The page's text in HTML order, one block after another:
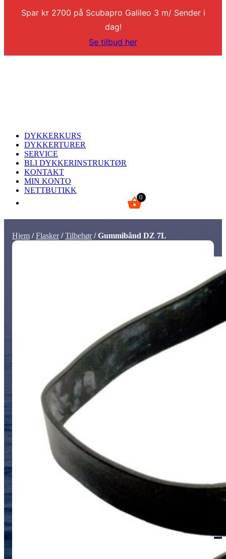
Spar kr 2700 på Scubapro Galileo 3 m/ Sender i
dag!
Se tilbud her
DYKKERKURS
DYKKERTURER
SERVICE
BLI DYKKERINSTRUKTØR
KONTAKT
MIN KONTO
NETTBUTIKK
0
Hjem /Flasker/Tilbehør/ Gummibånd DZ 7L